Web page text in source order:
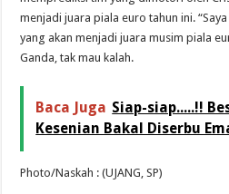
menjadi juara piala euro tahun ini.
yang akan menjadi juara musim piala
Ganda, tak mau kalah.
Baca Juga Siap-siap.....!!
Kesenian Bakal Diserbu
Photo/Naskah : (UJANG, SP)